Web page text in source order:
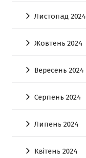
Листопад 2024
Жовтень 2024
Вересень 2024
Серпень 2024
Липень 2024
Квітень 2024